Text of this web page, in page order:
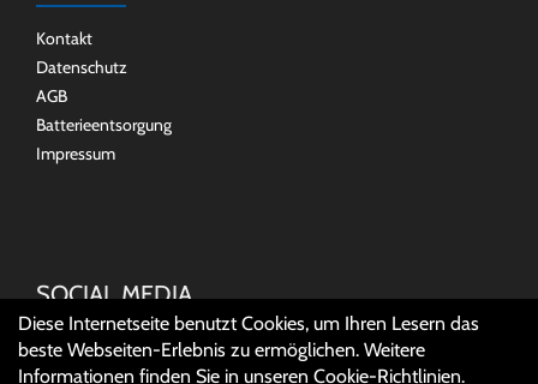
Kontakt
Datenschutz
AGB
Batterieentsorgung
Impressum
SOCIAL MEDIA
Diese Internetseite benutzt Cookies, um Ihren Lesern das
beste Webseiten-Erlebnis zu ermöglichen. Weitere
Informationen finden Sie in unseren Cookie-Richtlinien.